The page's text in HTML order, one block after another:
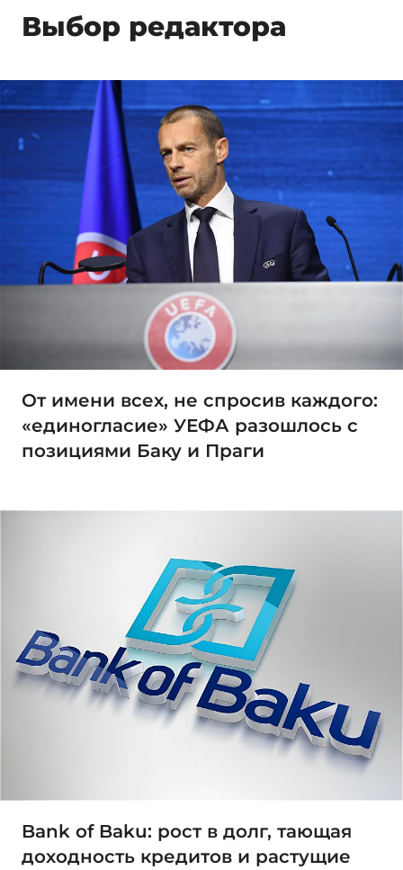
Выбор редактора
От имени всех, не спросив каждого:
«единогласие» УЕФА разошлось с
позициями Баку и Праги
Bank of Baku: рост в долг, тающая
доходность кредитов и растущие